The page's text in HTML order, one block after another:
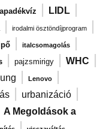
| LIDL |
| irodalmi ösztöndíjprogram |
| italcsomagolás |
| pajzsmirigy | WHC |
| Lenovo |
| urbanizáció |
A Megoldások a